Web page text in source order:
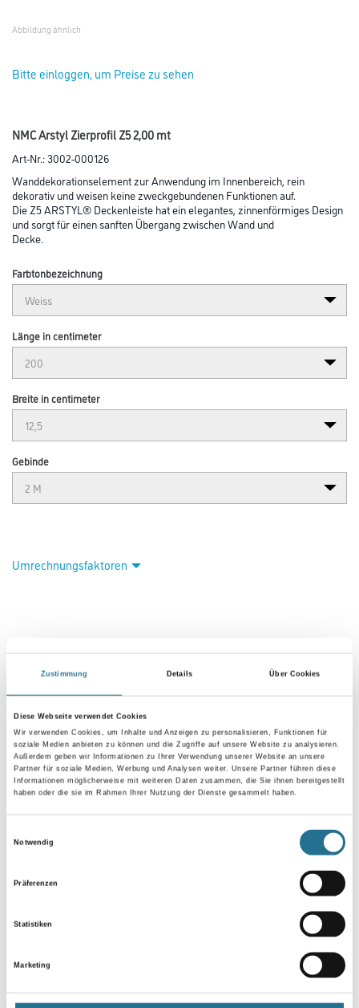
Zustimmung Details Über Cookies
Diese Webseite verwendet Cookies
Wir verwenden Cookies, um Inhalte und Anzeigen zu personalisieren, Funktionen für
soziale Medien anbieten zu können und die Zugriffe auf unsere Website zu analysieren.
Außerdem geben wir Informationen zu Ihrer Verwendung unserer Website an unsere
Partner für soziale Medien, Werbung und Analysen weiter. Unsere Partner führen diese
Informationen möglicherweise mit weiteren Daten zusammen, die Sie ihnen bereitgestellt
haben oder die sie im Rahmen Ihrer Nutzung der Dienste gesammelt haben.
Notwendig
Präferenzen
Statistiken
Marketing
Abbildung ähnlich
Bitte einloggen, um Preise zu sehen
NMC Arstyl Zierprofil Z5 2,00 mt
Art-Nr.:3002-000126
Wanddekorationselement zur Anwendung im Innenbereich, rein
dekorativ und weisen keine zweckgebundenen Funktionen auf.
Die Z5 ARSTYL® Deckenleiste hat ein elegantes, zinnenförmiges Design
und sorgt für einen sanften Übergang zwischen Wand und
Decke.
Farbtonbezeichnung
Länge in centimeter
Breite in centimeter
Gebinde
Umrechnungsfaktoren
VIELLEICHT GEFÄLLT IHNEN AUCH...
Kleber/Spachtelmasse
NMC Adefix Plus
Stoßfugenkleber 290ml
Arstyl/Wallstyl Profile ab
10 cm Auslad.